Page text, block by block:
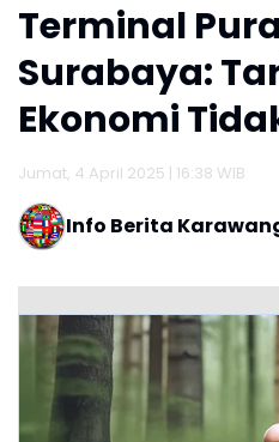
Terminal
Surabaya:
Ekonomi
Jumat, 4 April 2025 | 16:38 WIB
Info Berita